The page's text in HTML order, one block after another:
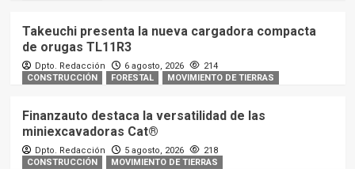
Takeuchi presenta la nueva cargadora compacta
de orugas TL11R3
Dpto. Redacción 6 agosto, 2026
214
CONSTRUCCIÓN
FORESTAL MOVIMIENTO DE TIERRAS
Finanzauto destaca la versatilidad de las
miniexcavadoras Cat®
Dpto. Redacción 5 agosto, 2026
218
CONSTRUCCIÓN
MOVIMIENTO DE TIERRAS